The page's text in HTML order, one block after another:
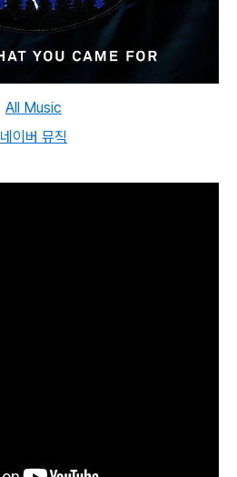
All Music
네이버 뮤직